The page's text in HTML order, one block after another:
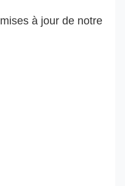
à jour de notre